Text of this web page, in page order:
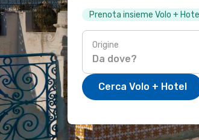
Prenota insieme Volo +
Origine
Cerca Volo + Hotel